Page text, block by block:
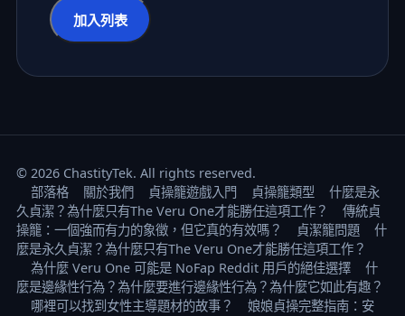
电子邮件地址
加入列表
© 2026 ChastityTek. All rights reserved.
部落格
關於我們 貞操籠遊戲入門 貞操籠類型
什麼是永
久貞潔？為什麼只有The Veru One才能勝任這項工作？
傳統貞
操籠：一個強而有力的象徵，但它真的有效嗎？
貞潔籠問題
什
麼是永久貞潔？為什麼只有The Veru One才能勝任這項工作？
為什麼 Veru One 可能是 NoFap Reddit 用戶的絕佳選擇
什
麼是邊緣性行為？為什麼要進行邊緣性行為？為什麼它如此有趣？
哪裡可以找到女性主導題材的故事？
娘娘貞操完整指南：安